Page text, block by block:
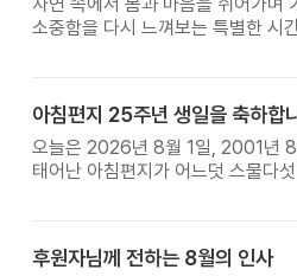
소중함을 다시 느껴보는 특별한 시
아침편지 25주년 생일을 축하합
오늘은 2026년 8월 1일, 2001년 8
태어난 아침편지가 어느덧 스물다섯
후원자님께 전하는 8월의 인사